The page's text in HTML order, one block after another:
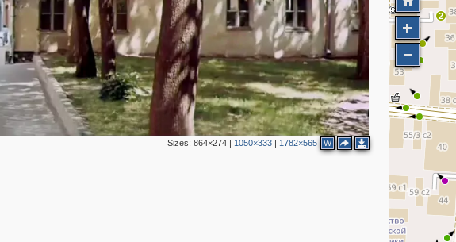
Sizes: 864×274| 1050×333| 1782×565 W
4
3
2
2